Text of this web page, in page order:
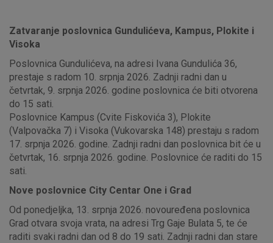
Zatvaranje poslovnica Gundulićeva, Kampus, Plokite i
Visoka
Poslovnica Gundulićeva, na adresi Ivana Gundulića 36,
prestaje s radom 10. srpnja 2026. Zadnji radni dan u
četvrtak, 9. srpnja 2026. godine poslovnica će biti otvorena
do 15 sati.
Poslovnice Kampus (Cvite Fiskovića 3), Plokite
(Valpovačka 7) i Visoka (Vukovarska 148) prestaju s radom
17. srpnja 2026. godine. Zadnji radni dan poslovnica bit će u
četvrtak, 16. srpnja 2026. godine. Poslovnice će raditi do 15
sati.
Nove poslovnice City Centar One i Grad
Od ponedjeljka, 13. srpnja 2026. novouređena poslovnica
Grad otvara svoja vrata, na adresi Trg Gaje Bulata 5, te će
raditi svaki radni dan od 8 do 19 sati. Zadnji radni dan stare